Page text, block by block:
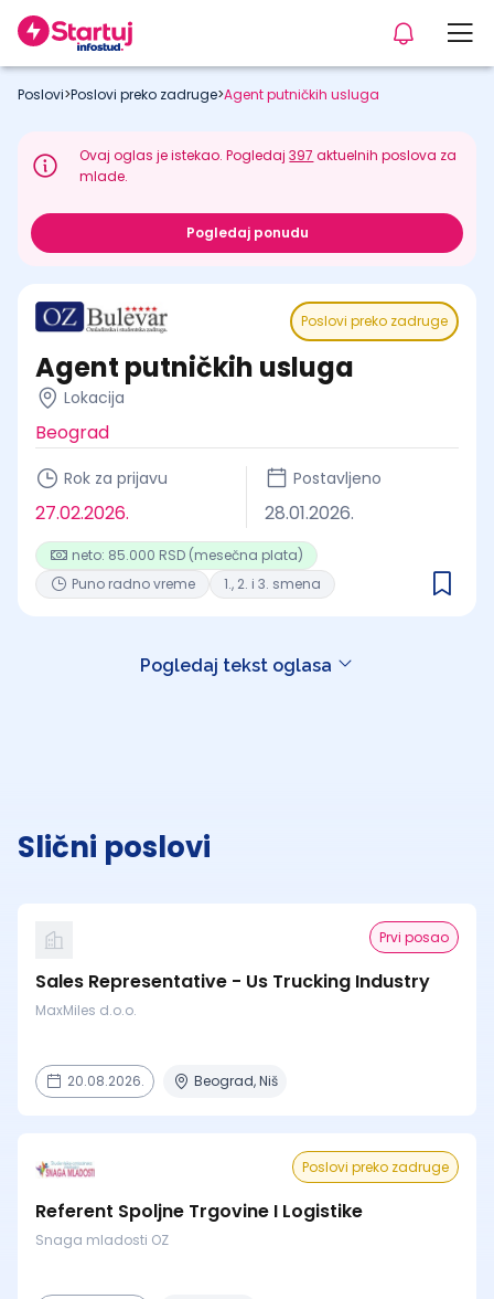
Poslovi>Poslovi preko zadruge>Agent putničkih usluga
Ovaj oglas je istekao. Pogledaj397 aktuelnih poslova za
mlade.
Pogledaj ponudu
Poslovi preko zadruge
Agent putničkih usluga
Lokacija
Beograd
Rok za prijavu
27.02.2026.
Postavljeno
28.01.2026.
neto: 85.000 RSD (mesečna plata)
Puno radno vreme
1., 2. i 3. smena
Pogledaj tekst oglasa
Slični poslovi
Prvi posao
Sales Representative - Us Trucking Industry
MaxMiles d.o.o.
20.08.2026. Beograd, Niš
Poslovi preko zadruge
Referent Spoljne Trgovine I Logistike
Snaga mladosti OZ